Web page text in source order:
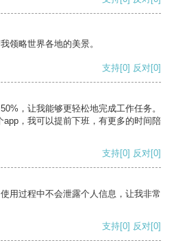
领略世界各地的美景。
支持[0] 反对[0]
，让我能够更轻松地完成工作任务。
，我可以提前下班，有更多的时间陪
支持[0] 反对[0]
用过程中不会泄露个人信息，让我非常
支持[0] 反对[0]